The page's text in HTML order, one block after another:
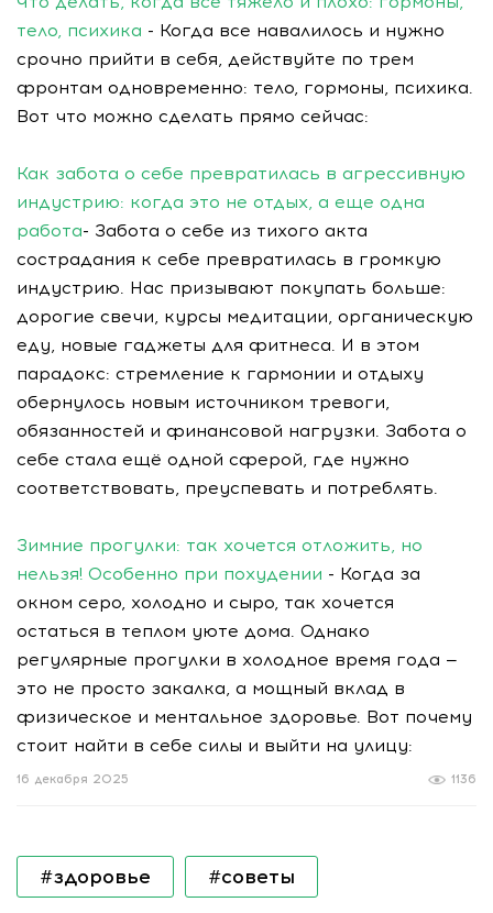
тело, психика - Когда все навалилось и нужно
срочно прийти в себя, действуйте по трем
фронтам одновременно: тело, гормоны, психика.
Вот что можно сделать прямо сейчас:
Как забота о себе превратилась в агрессивную
индустрию: когда это не отдых, а еще одна
работа- Забота о себе из тихого акта
сострадания к себе превратилась в громкую
индустрию. Нас призывают покупать больше:
дорогие свечи, курсы медитации, органическую
еду, новые гаджеты для фитнеса. И в этом
парадокс: стремление к гармонии и отдыху
обернулось новым источником тревоги,
обязанностей и финансовой нагрузки. Забота о
себе стала ещё одной сферой, где нужно
соответствовать, преуспевать и потреблять.
Зимние прогулки: так хочется отложить, но
нельзя! Особенно при похудении - Когда за
окном серо, холодно и сыро, так хочется
остаться в теплом уюте дома. Однако
регулярные прогулки в холодное время года —
это не просто закалка, а мощный вклад в
физическое и ментальное здоровье. Вот почему
стоит найти в себе силы и выйти на улицу:
1136
16 декабря 2025
#здоровье #советы